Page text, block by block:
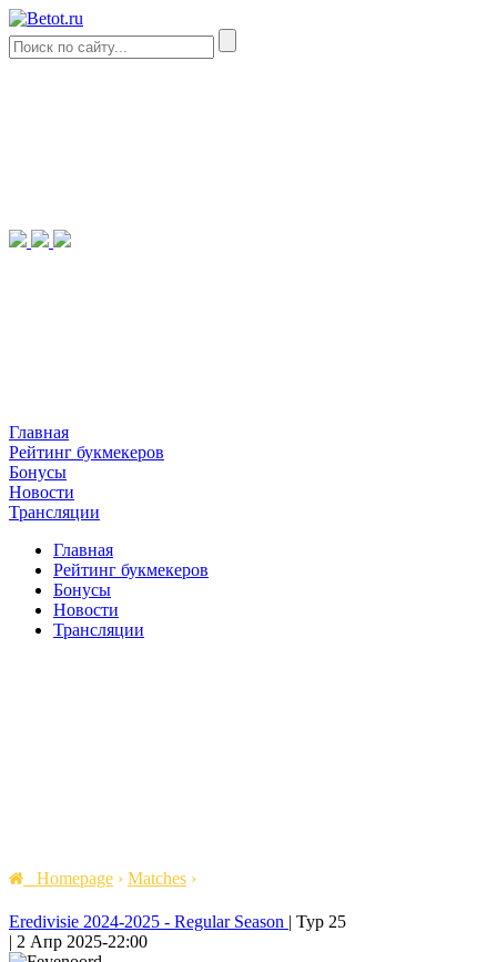
Главная
Рейтинг букмекеров
Бонусы
Новости
Трансляции
Главная
Рейтинг букмекеров
Бонусы
Новости
Трансляции
Homepage › Matches ›
Eredivisie 2024-2025 - Regular Season | Тур 25
| 2 Апр 2025-22:00